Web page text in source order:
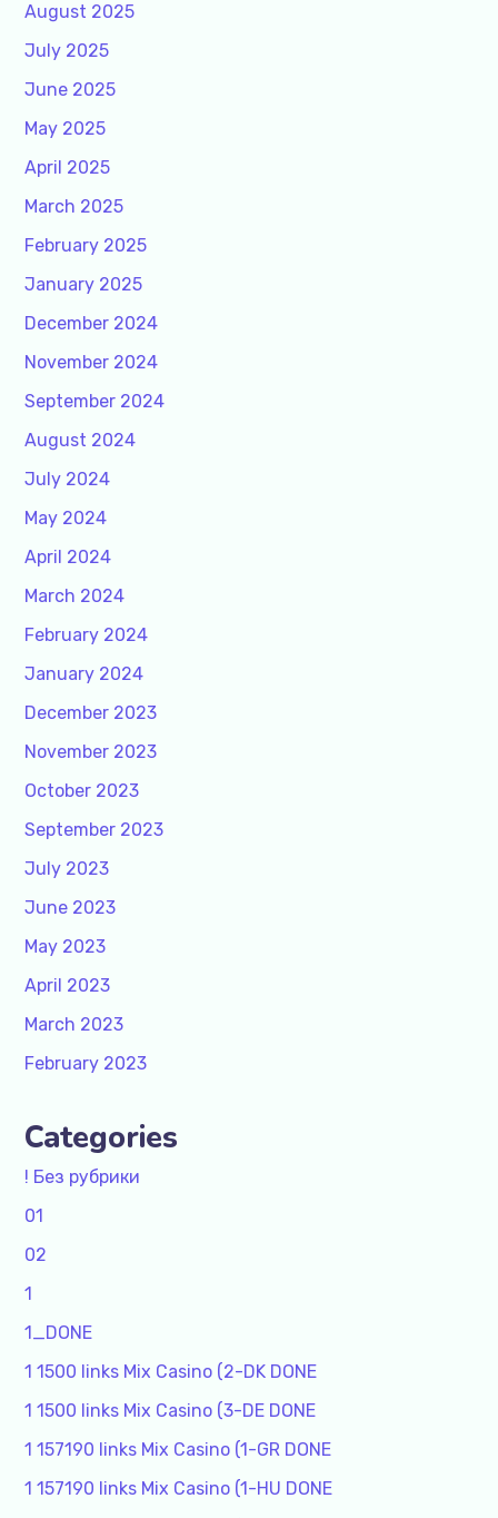
August 2025
July 2025
June 2025
May 2025
April 2025
March 2025
February 2025
January 2025
December 2024
November 2024
September 2024
August 2024
July 2024
May 2024
April 2024
March 2024
February 2024
January 2024
December 2023
November 2023
October 2023
September 2023
July 2023
June 2023
May 2023
April 2023
March 2023
February 2023
Categories
! Без рубрики
01
02
1
1_DONE
1 1500 links Mix Casino (2-DK DONE
1 1500 links Mix Casino (3-DE DONE
1 157190 links Mix Casino (1-GR DONE
1 157190 links Mix Casino (1-HU DONE